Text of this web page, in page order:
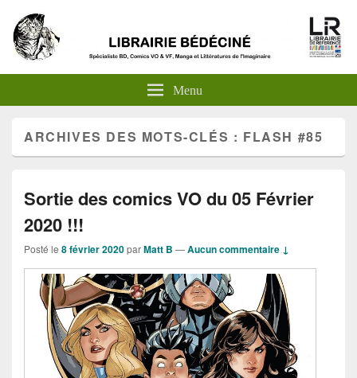
Menu
ARCHIVES DES MOTS-CLÉS : FLASH #85
Sortie des comics VO du 05 Février
2020 !!!
Posté le 8 février 2020parMatt B —Aucun commentaire ↓